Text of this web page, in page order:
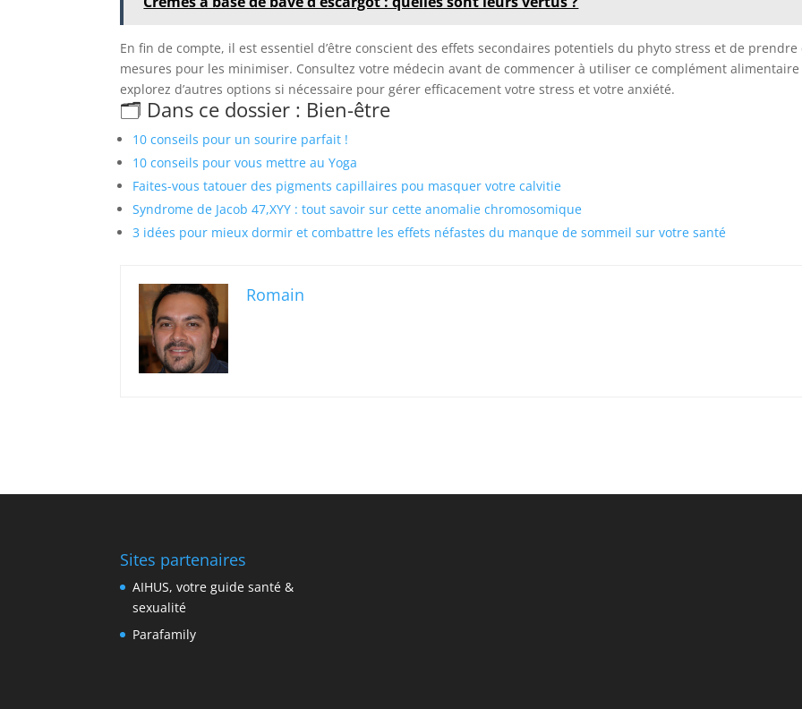
En fin de compte, il est essentiel d’être conscient des effets secondaires potentiels du phyto stress et de prendre
mesures pour les minimiser. Consultez votre médecin avant de commencer à utiliser ce complément
explorez d’autres options si nécessaire pour gérer efficacement votre stress et votre anxiété.
🗂️ Dans ce dossier : Bien-être
10 conseils pour un sourire parfait !
10 conseils pour vous mettre au Yoga
Faites-vous tatouer des pigments capillaires pou masquer votre calvitie
Syndrome de Jacob 47,XYY : tout savoir sur cette anomalie chromosomique
3 idées pour mieux dormir et combattre les effets néfastes du manque de sommeil sur votre santé
Romain
Sites partenaires
AIHUS, votre guide santé &
sexualité
Parafamily